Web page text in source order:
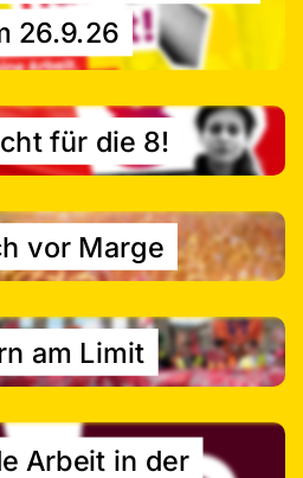
26.9.26
für die 8!
vor Marge
am Limit
Arbeit in der